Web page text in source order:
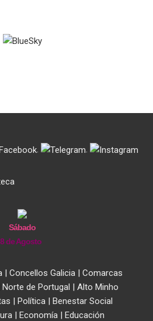
. .
Sábado
8 de Agosto
| Concellos Galicia| Comarcas
Norte de Portugal | Alto Minho
| Política| Benestar Social
| Economía | Educación